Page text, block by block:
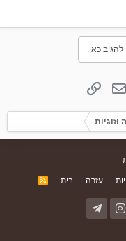
כאן.
אימייל
עזרה בית
R